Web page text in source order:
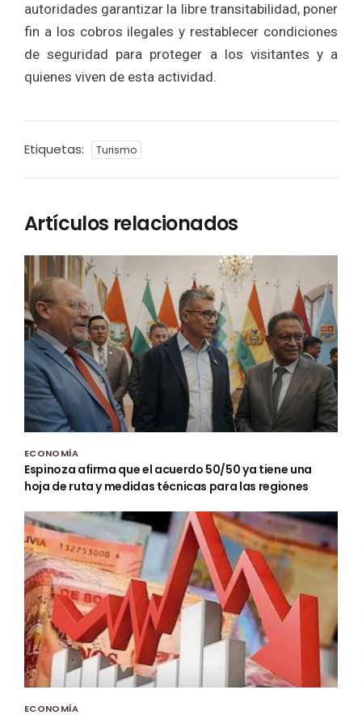
autoridades garantizar la libre transitabilidad, poner
fin a los cobros ilegales y restablecer condiciones
de seguridad para proteger a los visitantes y a
quienes viven de esta actividad.
Etiquetas: Turismo
Artículos relacionados
ECONOMÍA
Espinoza afirma que el acuerdo 50/50 ya tiene una
hoja de ruta y medidas técnicas para las regiones
ECONOMÍA